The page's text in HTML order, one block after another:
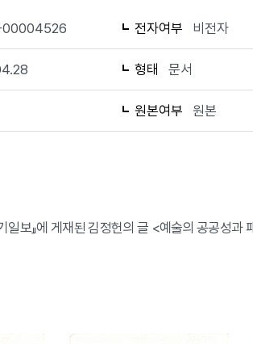
전자여부 비전자
형태 문서
원본여부 원본
일보』에 게재된 김정헌의 글 <예술의 공공성